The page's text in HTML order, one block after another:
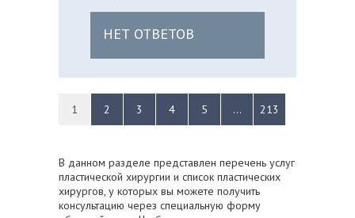
НЕТ ОТВЕТОВ
1 2 3 4 5 ... 213
В данном разделе представлен перечень услуг
пластической хирургии и список пластических
хирургов, у которых вы можете получить
консультацию через специальную форму